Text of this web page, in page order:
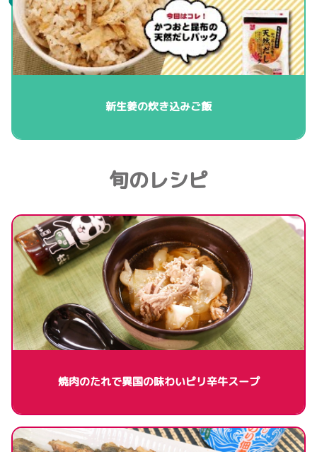
新生姜の炊き込みご飯
旬のレシピ
焼肉のたれで異国の味わいピリ辛牛スープ